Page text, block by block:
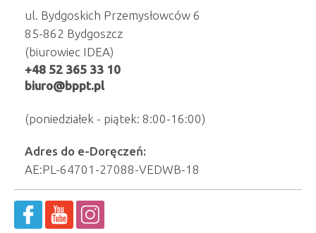
ul. Bydgoskich Przemysłowców 6
85-862 Bydgoszcz
(biurowiec IDEA)
+48 52 365 33 10
biuro@bppt.pl
(poniedziałek - piątek: 8:00-16:00)
Adres do e-Doręczeń:
AE:PL-64701-27088-VEDWB-18